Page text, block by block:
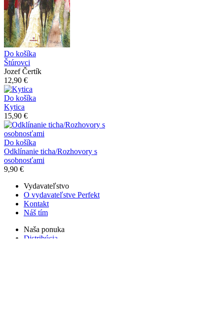
Do košíka
Štúrovci
Jozef Čertík
12,90 €
Do košíka
Kytica
15,90 €
Do košíka
Odklínanie ticha/Rozhovory s
osobnosťami
9,90 €
Vydavateľstvo
O vydavateľstve Perfekt
Kontakt
Náš tím
Naša ponuka
Distribúcia